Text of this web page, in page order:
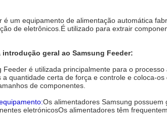
é um equipamento de alimentação automática
de eletrônicos.É utilizado para extrair
introdução geral ao Samsung Feeder:
Feeder é utilizada principalmente para o
a quantidade certa de força e controle e coloca-
de componentes.
Os alimentadores Samsung
eletrónicosOs alimentadores têm